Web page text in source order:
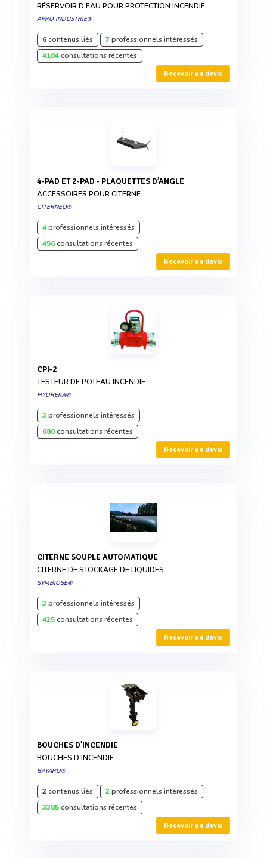
RÉSERVOIR D'EAU POUR PROTECTION INCENDIE
APRO INDUSTRIE®
6contenus liés 7professionnels intéressés
4184consultations récentes
Recevoir un devis
4-PAD ET 2-PAD - PLAQUETTES D’ANGLE
ACCESSOIRES POUR CITERNE
CITERNEO®
4professionnels intéressés
456consultations récentes
Recevoir un devis
CPI-2
TESTEUR DE POTEAU INCENDIE
HYDREKA®
3 professionnels intéressés
680consultations récentes
Recevoir un devis
CITERNE SOUPLE AUTOMATIQUE
CITERNE DE STOCKAGE DE LIQUIDES
SYMBIOSE®
3 professionnels intéressés
425consultations récentes
Recevoir un devis
BOUCHES D'INCENDIE
BOUCHES D'INCENDIE
BAYARD®
2contenus liés 2professionnels intéressés
3385consultations récentes
Recevoir un devis